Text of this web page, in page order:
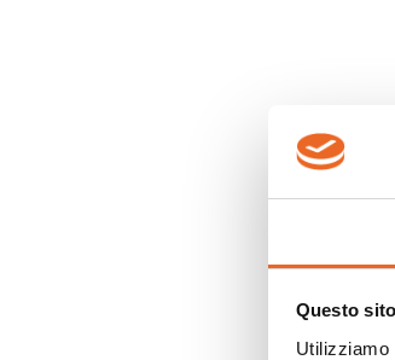
Questo
Utilizziamo